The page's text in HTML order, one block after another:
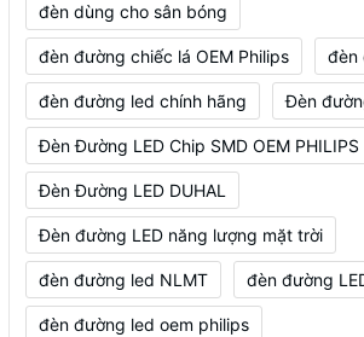
đèn dùng cho sân bóng
đèn đường chiếc lá OEM Philips đèn
đèn đường led chính hãng Đèn
Đèn Đường LED Chip SMD OEM PHILIPS
Đèn Đường LED DUHAL
Đèn đường LED năng lượng mặt trời
đèn đường led NLMT đèn đường
đèn đường led oem philips